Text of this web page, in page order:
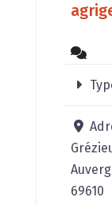
69610